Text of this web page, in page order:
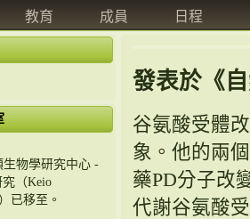
教育 成員 日程
生物學研究中心 -
（Keio
）已移至。
發表於《
谷氨酸受體
象。他的兩
藥PD分子改
代謝谷氨酸